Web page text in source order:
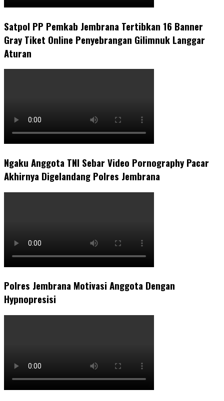
Satpol PP Pemkab Jembrana Tertibkan 16 Banner
Gray Tiket Online Penyebrangan Gilimnuk Langgar
Aturan
Ngaku Anggota TNI Sebar Video Pornography Pacar
Akhirnya Digelandang Polres Jembrana
Polres Jembrana Motivasi Anggota Dengan
Hypnopresisi